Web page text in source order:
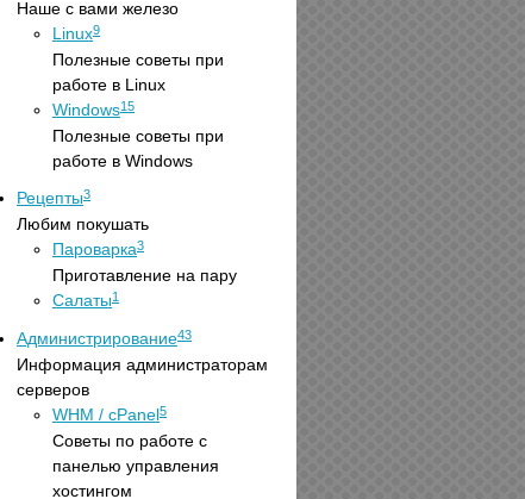
Наше с вами железо
Linux9
Полезные советы при
работе в Linux
Windows15
Полезные советы при
работе в Windows
Рецепты3
Любим покушать
Пароварка3
Приготавление на пару
Салаты1
Администрирование43
Информация администраторам
серверов
WHM / cPanel5
Советы по работе с
панелью управления
хостингом